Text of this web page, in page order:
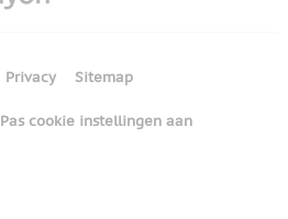
Privacy Sitemap
Pas cookie instellingen aan